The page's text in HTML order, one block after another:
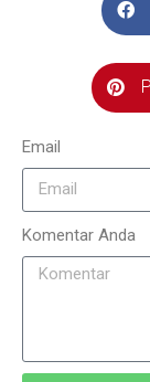
Email
Komentar Anda